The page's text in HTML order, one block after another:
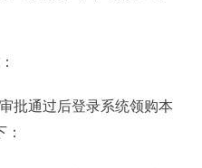
批通过后登录系统领购本